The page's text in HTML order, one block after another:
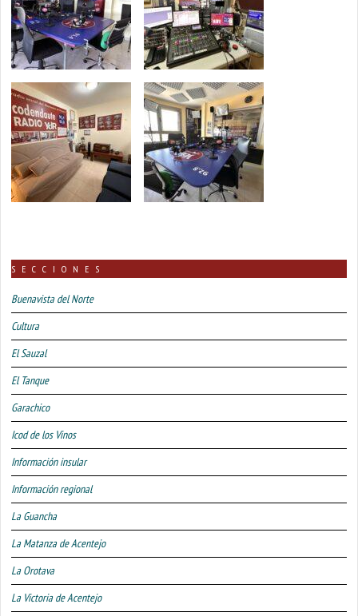
SECCIONES
Buenavista del Norte
Cultura
El Sauzal
El Tanque
Garachico
Icod de los Vinos
Información insular
Información regional
La Guancha
La Matanza de Acentejo
La Orotava
La Victoria de Acentejo